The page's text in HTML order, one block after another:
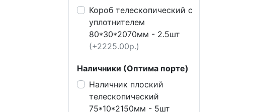
Короб телескопический с
уплотнителем
80*30*2070мм - 2.5шт
(+2225.00р.)
Наличники (Оптима порте)
Наличник плоский
телескопический
75*10*2150мм - 5шт